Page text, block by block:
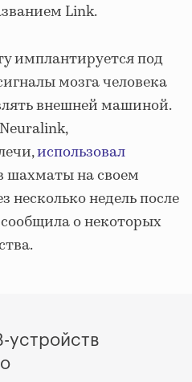
Link.
имплантируется под
мозга человека
внешней машиной.
использовал
шахматы на своем
несколько недель после
о некоторых
устройств